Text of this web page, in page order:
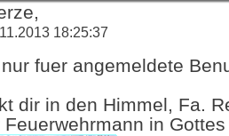
18:25:37
fuer angemeldete
dir in den Himmel, Fa.
in Gottes